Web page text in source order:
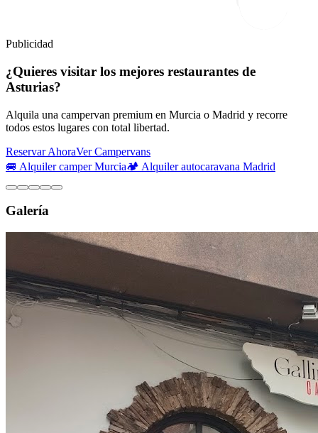
Publicidad
¿Quieres visitar los mejores restaurantes de
Asturias?
Alquila una campervan premium en Murcia o Madrid y recorre
todos estos lugares con total libertad.
Reservar AhoraVer Campervans
🚐 Alquiler camper Murcia🏕️ Alquiler autocaravana Madrid
Galería